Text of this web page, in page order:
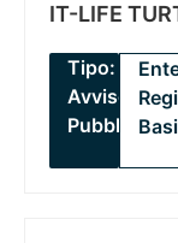
IT-LIFE
Tipo:
Avviso
Pubblico